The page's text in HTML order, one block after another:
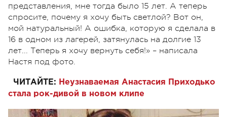
представления, мне тогда было 15 лет. А теперь
спросите, почему я хочу быть светлой? Вот он,
мой натуральный! А ошибка, которую я сделала в
16 в одном из лагерей, затянулась на долгие 13
лет... Теперь я хочу вернуть себя!» – написала
Настя под фото.
ЧИТАЙТЕ: Неузнаваемая Анастасия Приходько
стала рок-дивой в новом клипе